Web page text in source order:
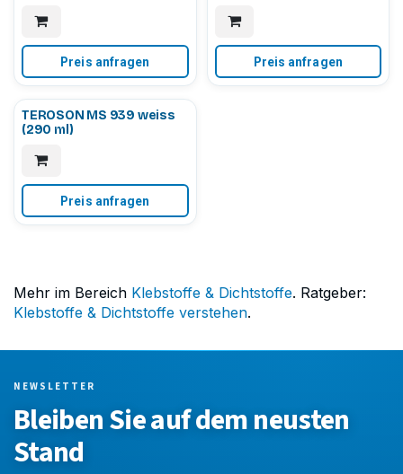
Preis anfragen Preis anfragen
TEROSON MS 939 weiss
(290 ml)
Preis anfragen
Mehr im Bereich Klebstoffe & Dichtstoffe. Ratgeber:
Klebstoffe & Dichtstoffe verstehen.
NEWSLETTER
Bleiben Sie auf dem neusten
Stand